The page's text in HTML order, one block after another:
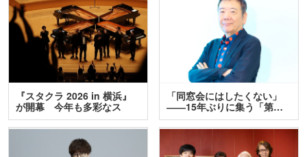
『スタクラ 2026 in 横浜』
が開幕 今年も多彩なス
テ…
「同窓会にはしたくない」
――15年ぶりに集う「第…